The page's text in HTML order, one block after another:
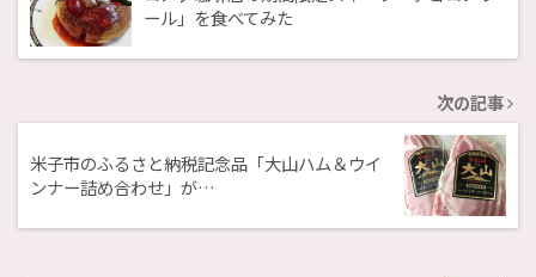
ール」を食べてみた
次の記事
米子市のふるさと納税記念品「大山ハム＆ウイ
ンナー詰め合わせ」が…